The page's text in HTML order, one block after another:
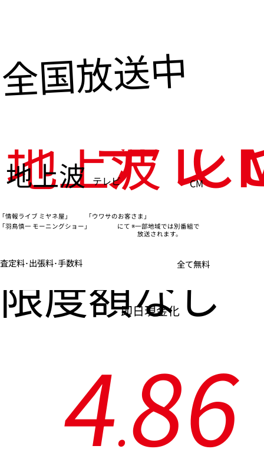
全国放送中
地上波テレ
地上波 テレビ CM
情報ライブ ミヤネ屋」 「ウワサのお客さま」
羽鳥慎一 モーニングショー」 にて ※一部地域では別番組で
放送されます。
査定料･出張料･手数料 全て無料
限度額なし
即日現金化
4.
86